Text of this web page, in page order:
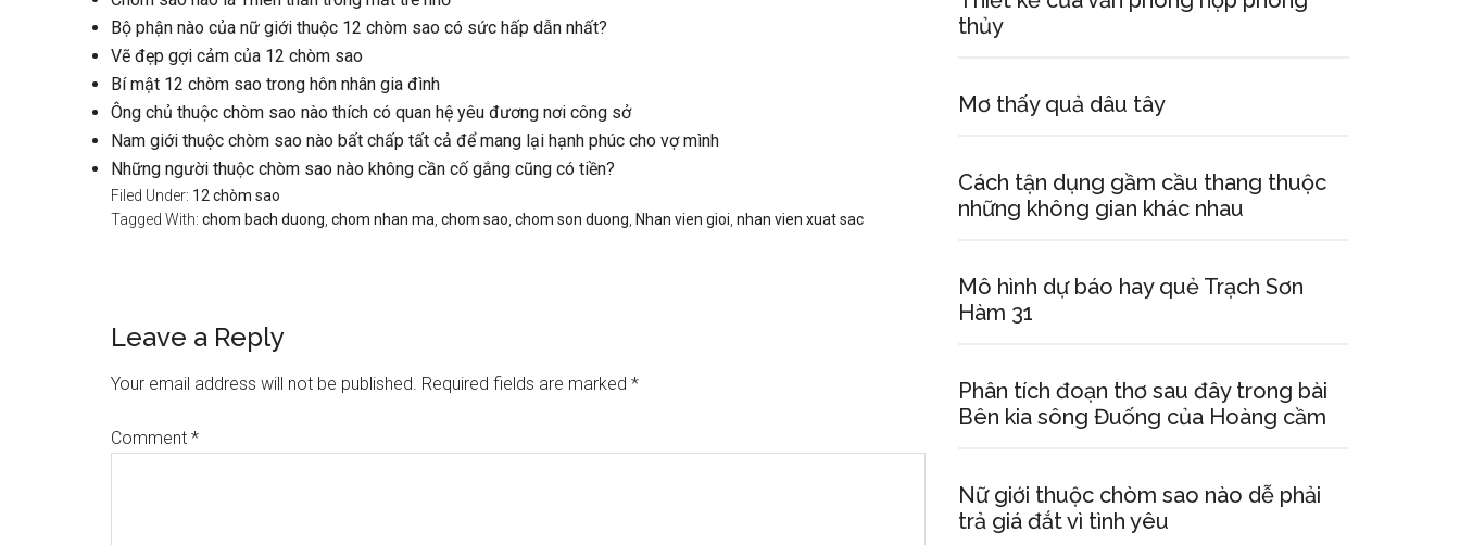
Bộ phận nào của nữ giới thuộc 12 chòm sao có sức hấp dẫn nhất?
Vẽ đẹp gợi cảm của 12 chòm sao
Bí mật 12 chòm sao trong hôn nhân gia đình
Ông chủ thuộc chòm sao nào thích có quan hệ yêu đương nơi công sở
Nam giới thuộc chòm sao nào bất chấp tất cả để mang lại hạnh phúc cho vợ mình
Những người thuộc chòm sao nào không cần cố gắng cũng có tiền?
Filed Under: 12 chòm sao
Tagged With: chom bach duong chom nhan ma chom sao chom son duong Nhan vien gioi nhan vien xuat sac
Reader
Interactions
Leave a Reply
Your email address will not be published. Required fields are marked *
Comment *
thủy
Mơ thấy quả dâu tây
Cách tận dụng gầm cầu thang thuộc
những không gian khác nhau
Mô hình dự báo hay quẻ Trạch Sơn
Hàm 31
Phân tích đoạn thơ sau đây trong bài
Bên kia sông Đuống của Hoàng cầm
Nữ giới thuộc chòm sao nào dễ phải
trả giá đắt vì tình yêu